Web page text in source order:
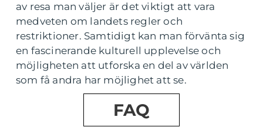
av resa man väljer är det viktigt att vara
medveten om landets regler och
restriktioner. Samtidigt kan man förvänta sig
en fascinerande kulturell upplevelse och
möjligheten att utforska en del av världen
som få andra har möjlighet att se.
FAQ